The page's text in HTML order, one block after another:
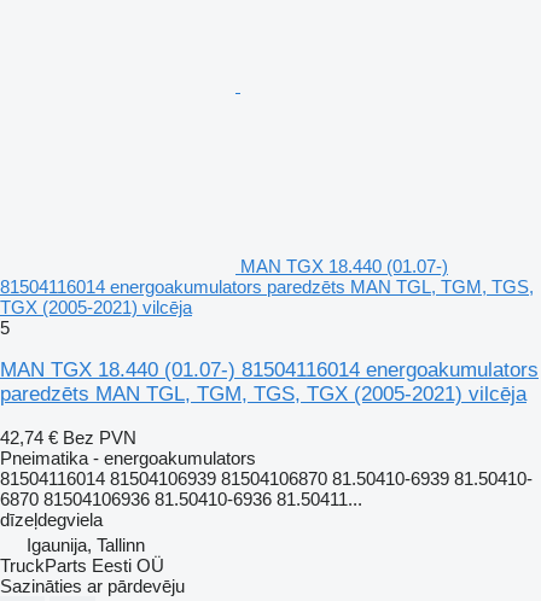
MAN TGX 18.440 (01.07-)
81504116014 energoakumulators paredzēts MAN TGL, TGM, TGS,
TGX (2005-2021) vilcēja
5
MAN TGX 18.440 (01.07-) 81504116014 energoakumulators
paredzēts MAN TGL, TGM, TGS, TGX (2005-2021) vilcēja
42,74 € Bez PVN
Pneimatika - energoakumulators
81504116014 81504106939 81504106870 81.50410-6939 81.50410-
6870 81504106936 81.50410-6936 81.50411...
dīzeļdegviela
Igaunija, Tallinn
TruckParts Eesti OÜ
Sazināties ar pārdevēju